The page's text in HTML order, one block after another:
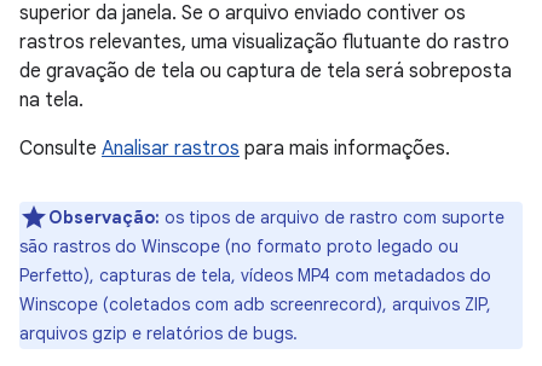
superior da janela. Se o arquivo enviado contiver os
rastros relevantes, uma visualização flutuante do rastro
de gravação de tela ou captura de tela será sobreposta
na tela.
Consulte Analisar rastros para mais informações.
Observação: os tipos de arquivo de rastro com suporte
são rastros do Winscope (no formato proto legado ou
Perfetto), capturas de tela, vídeos MP4 com metadados do
Winscope (coletados com adb screenrecord), arquivos ZIP,
arquivos gzip e relatórios de bugs.